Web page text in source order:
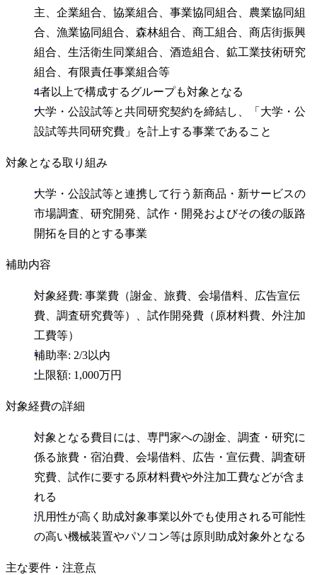
主、企業組合、協業組合、事業協同組合、農業協同組
合、漁業協同組合、森林組合、商工組合、商店街振興
組合、生活衛生同業組合、酒造組合、鉱工業技術研究
組合、有限責任事業組合等
4者以上で構成するグループも対象となる
大学・公設試等と共同研究契約を締結し、「大学・公
設試等共同研究費」を計上する事業であること
対象となる取り組み
大学・公設試等と連携して行う新商品・新サービスの
市場調査、研究開発、試作・開発およびその後の販路
開拓を目的とする事業
補助内容
対象経費: 事業費（謝金、旅費、会場借料、広告宣伝
費、調査研究費等）、試作開発費（原材料費、外注加
工費等）
補助率: 2/3以内
上限額: 1,000万円
対象経費の詳細
対象となる費目には、専門家への謝金、調査・研究に
係る旅費・宿泊費、会場借料、広告・宣伝費、調査研
究費、試作に要する原材料費や外注加工費などが含ま
れる
汎用性が高く助成対象事業以外でも使用される可能性
の高い機械装置やパソコン等は原則助成対象外となる
主な要件・注意点